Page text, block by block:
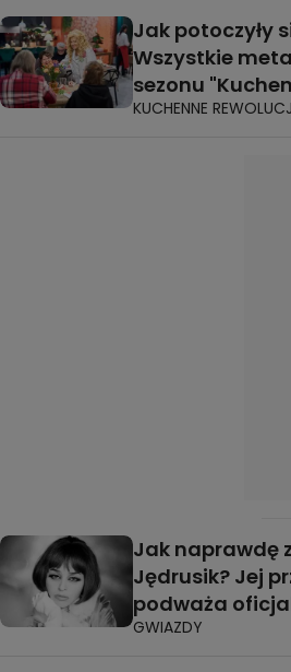
Jak potoczyły
Wszystkie
sezonu
KUCHENNE
Jak naprawdę
Jędrusik? Jej
podważa
GWIAZDY